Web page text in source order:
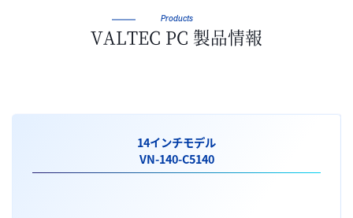
Products
VALTEC PC 製品情報
14インチモデル
VN-140-C5140